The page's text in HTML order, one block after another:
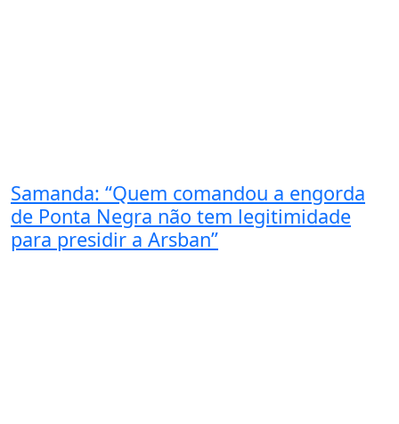
Samanda: “Quem comandou a engorda
de Ponta Negra não tem legitimidade
para presidir a Arsban”